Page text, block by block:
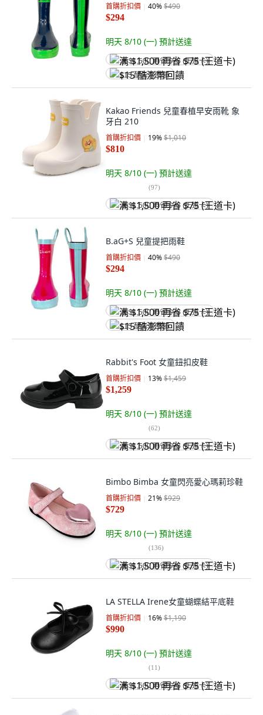
首購折扣價 40%$490
$294
明天 8/10 (一) 預計送達
满 $1,500 再省 $75 (王道卡)
$15 酷澎幣回饋
Kakao Friends 兒童春植早安雨靴 象
牙白 210
首購折扣價 19%$1,010
$810
明天 8/10 (一) 預計送達
(97)
满 $1,500 再省 $75 (王道卡)
B.aG+S 兒童提把雨鞋
首購折扣價 40%$490
$294
明天 8/10 (一) 預計送達
满 $1,500 再省 $75 (王道卡)
$15 酷澎幣回饋
Rabbit's Foot 女童鈕扣皮鞋
首購折扣價 13%$1,459
$1,259
明天 8/10 (一) 預計送達
(62)
满 $1,500 再省 $75 (王道卡)
Bimbo Bimba 女童閃亮愛心瑪莉珍鞋
首購折扣價 21%$929
$729
明天 8/10 (一) 預計送達
(136)
满 $1,500 再省 $75 (王道卡)
LA STELLA Irene女童蝴蝶結平底鞋
首購折扣價 16%$1,190
$990
明天 8/10 (一) 預計送達
(11)
满 $1,500 再省 $75 (王道卡)